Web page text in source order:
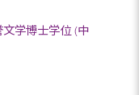
学博士学位 (中